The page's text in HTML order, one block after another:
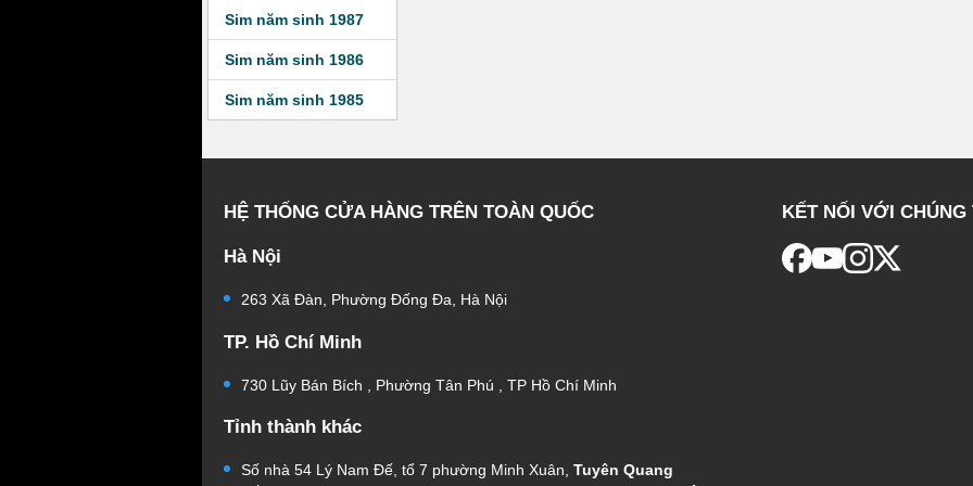
Sim năm sinh 1987
Sim năm sinh 1986
Sim năm sinh 1985
HỆ THỐNG CỬA HÀNG TRÊN TOÀN QUỐC
Hà Nội
263 Xã Đàn, Phường Đống Đa, Hà Nội
TP. Hồ Chí Minh
730 Lũy Bán Bích , Phường Tân Phú , TP Hồ Chí Minh
Tỉnh thành khác
Số nhà 54 Lý Nam Đế, tổ 7 phường Minh Xuân, Tuyên Quang
KẾT NỐI VỚI CHÚNG